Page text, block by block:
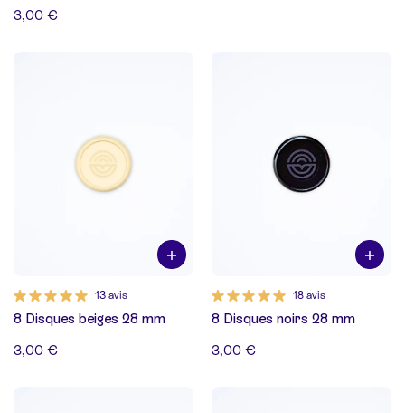
3,00 €
13 avis
8 Disques beiges 28 mm
3,00 €
18 avis
8 Disques noirs 28 mm
3,00 €